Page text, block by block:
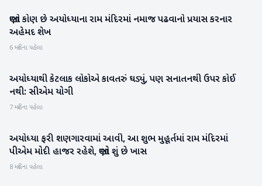
રાષ્ટ્રીય
જાણો કોણ છે અયોધ્યાના રામ મંદિરમાં નમાજ પઢવાનો પ્રયાસ કરનાર
અહેમદ શેખ
6 મહિના પહેલા
રાષ્ટ્રીય
અયોધ્યાથી કેટલાક લોકોએ કાવતરું ઘડ્યું, પણ સનાતનથી ઉપર કોઈ
નથી: સીએમ યોગી
7 મહિના પહેલા
રાષ્ટ્રીય
અયોધ્યા ફરી શણગારવામાં આવી, આ શુભ મુહૂર્તમાં રામ મંદિરમાં
પીએમ મોદી હાજર રહેશે, જાણો શું છે ખાસ
8 મહિના પહેલા